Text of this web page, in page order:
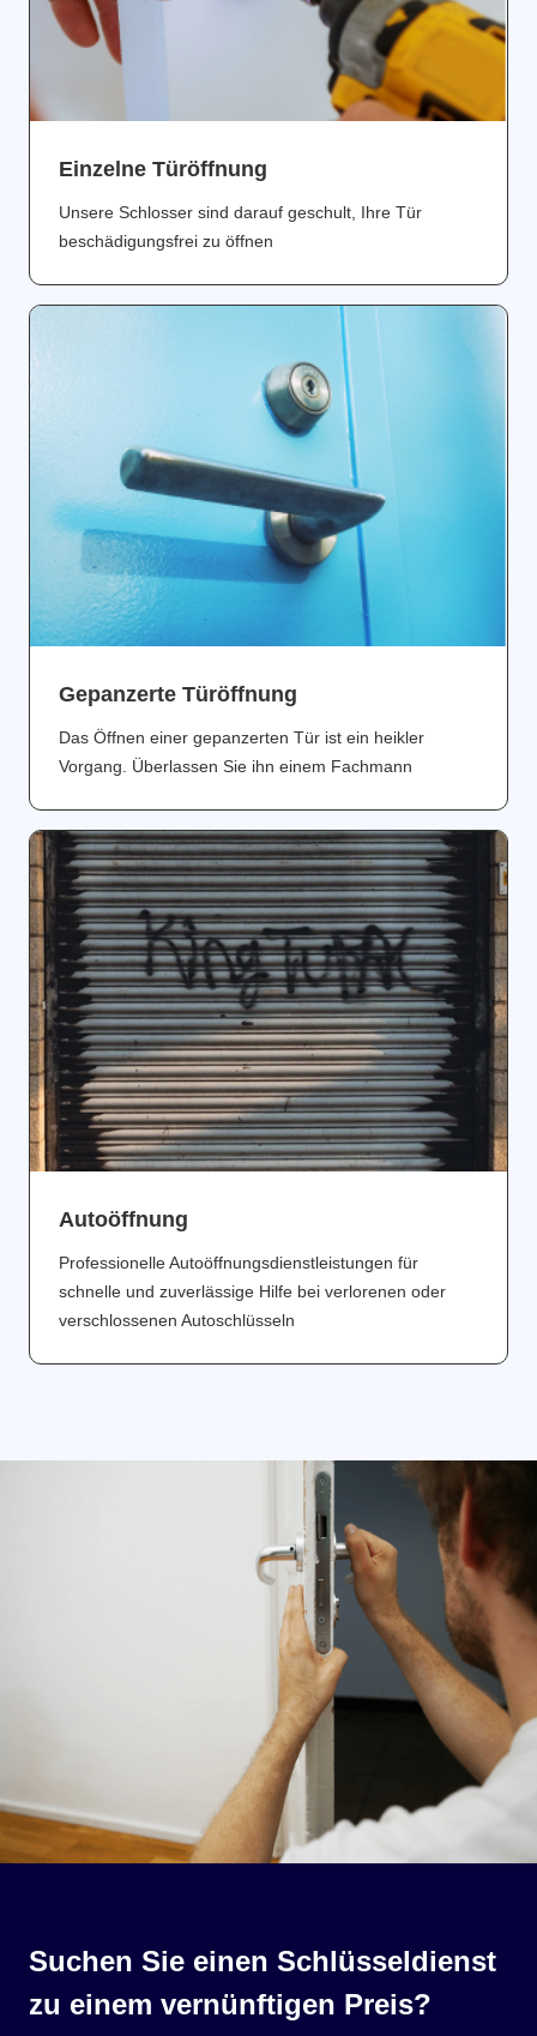
Einzelne Türöffnung
Unsere Schlosser sind darauf geschult, Ihre Tür
beschädigungsfrei zu öffnen
Gepanzerte Türöffnung
Das Öffnen einer gepanzerten Tür ist ein heikler
Vorgang. Überlassen Sie ihn einem Fachmann
Аutoöffnung
Professionelle Autoöffnungsdienstleistungen für
schnelle und zuverlässige Hilfe bei verlorenen oder
verschlossenen Autoschlüsseln
Suchen Sie einen Schlüsseldienst
zu einem vernünftigen Preis?